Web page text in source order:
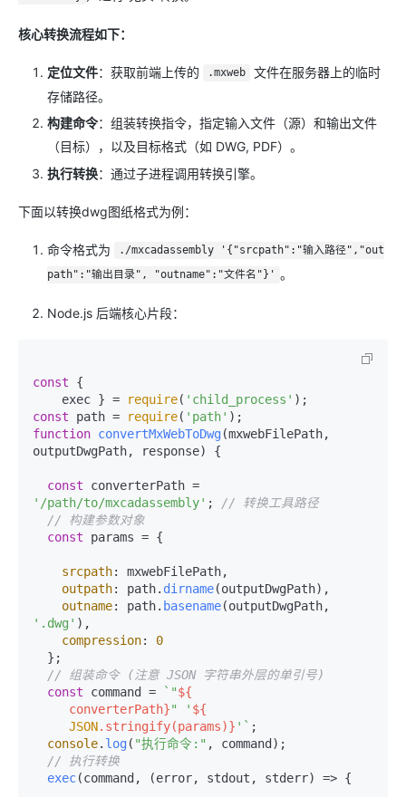
核心转换流程如下：
定位文件：获取前端上传的 .mxweb
文件在服务器上的临时
存储路径。
构建命令：组装转换指令，指定输入文件（源）和输出文件
（目标），以及目标格式（如 DWG, PDF）。
执行转换：通过子进程调用转换引擎。
下面以转换dwg图纸格式为例：
命令格式为
./mxcadassembly '{"srcpath":"输入路径","out
path":"输出目录", "outname":"文件名"}' 。
Node.js 后端核心片段：
const {
    exec } =
require( 'child_process'
const path = require( 'path'
function convertMxWebToDwg (mxwebFilePath,
outputDwgPath, response) {
const
'/path/to/mxcadassembly' ;
// 转换工具路径
// 构建参数对象
const params = {
srcpath: mxwebFilePath,
outpath: path. dirname(outputDwgPath),
outname: path. basename
'.dwg' ),
compression: 0
// 组装命令 (注意 JSON 字符串外层的单引号)
const command = `"${
     converterPath}
" ' ${
JSON.stringify(params)} '` ;
console. log ( "执行命令:" , command);
// 执行转换
exec(command, (error, stdout, stderr) => {